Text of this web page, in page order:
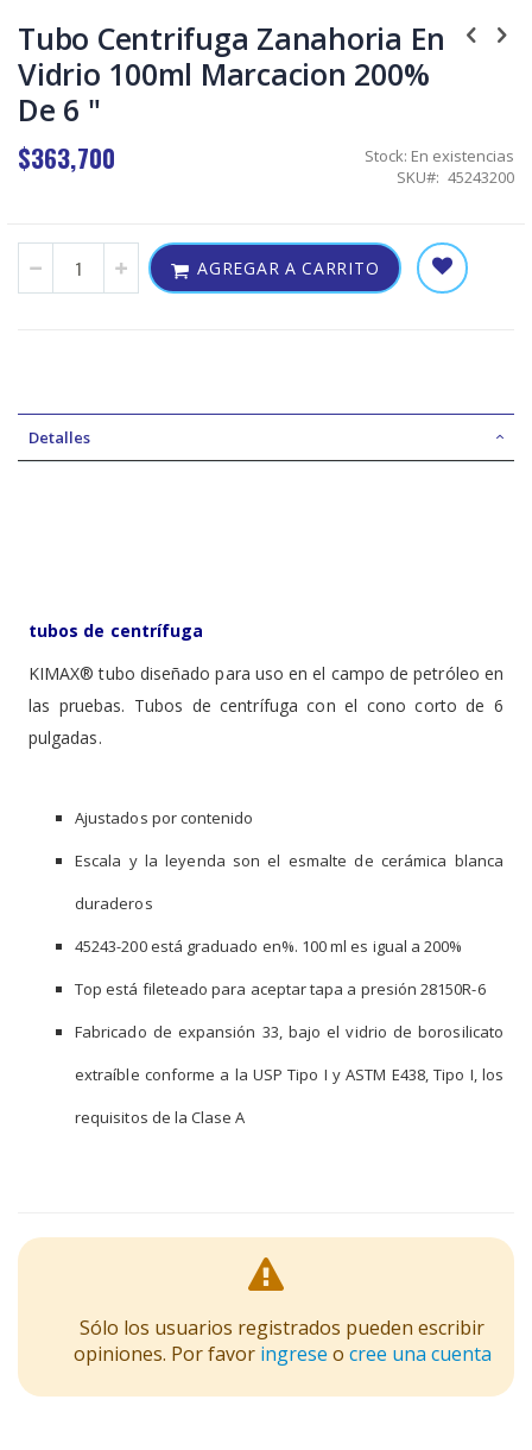
to
the
beginning
of
the
gallery
Tubo Centrifuga Zanahoria En
Vidrio 100ml Marcacion 200%
De 6 "
$363,700 Stock: En existencias
SKU
45243200
AGREGAR A CARRITO
Detalles
tubos de centrífuga
KIMAX® tubo diseñado para uso en el campo de petróleo en
las pruebas. Tubos de centrífuga con el cono corto de 6
pulgadas.
Ajustados por contenido
Escala y la leyenda son el esmalte de cerámica blanca
duraderos
45243-200 está graduado en%. 100 ml es igual a 200%
Top está fileteado para aceptar tapa a presión 28150R-6
Fabricado de expansión 33, bajo el vidrio de borosilicato
extraíble conforme a la USP Tipo I y ASTM E438, Tipo I, los
requisitos de la Clase A
Sólo los usuarios registrados pueden escribir
opiniones. Por favor ingrese o cree una cuenta